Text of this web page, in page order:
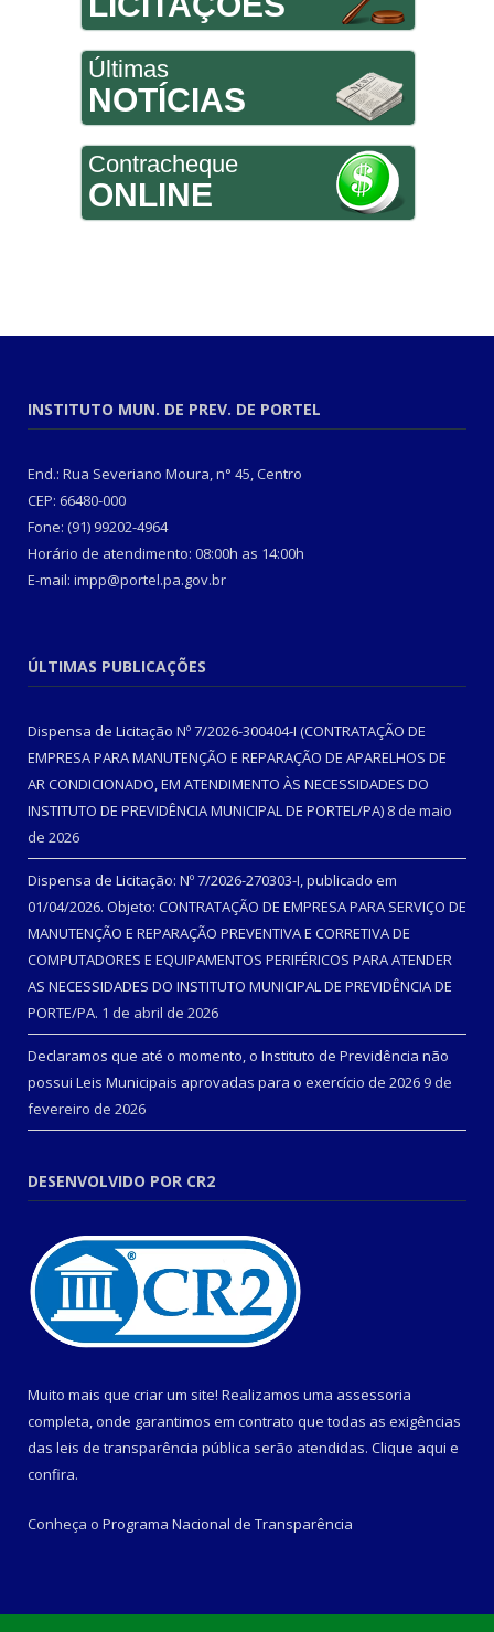
Últimas
NOTÍCIAS
Contracheque
ONLINE
INSTITUTO MUN. DE PREV. DE PORTEL
End.: Rua Severiano Moura, n° 45, Centro
CEP: 66480-000
Fone: (91) 99202-4964
Horário de atendimento: 08:00h as 14:00h
E-mail: impp@portel.pa.gov.br
ÚLTIMAS PUBLICAÇÕES
Dispensa de Licitação Nº 7/2026-300404-I (CONTRATAÇÃO DE
EMPRESA PARA MANUTENÇÃO E REPARAÇÃO DE APARELHOS DE
AR CONDICIONADO, EM ATENDIMENTO ÀS NECESSIDADES DO
INSTITUTO DE PREVIDÊNCIA MUNICIPAL DE PORTEL/PA) 8 de maio
de 2026
Dispensa de Licitação: Nº 7/2026-270303-I, publicado em
01/04/2026. Objeto: CONTRATAÇÃO DE EMPRESA PARA SERVIÇO DE
MANUTENÇÃO E REPARAÇÃO PREVENTIVA E CORRETIVA DE
COMPUTADORES E EQUIPAMENTOS PERIFÉRICOS PARA ATENDER
AS NECESSIDADES DO INSTITUTO MUNICIPAL DE PREVIDÊNCIA DE
PORTE/PA. 1 de abril de 2026
Declaramos que até o momento, o Instituto de Previdência não
possui Leis Municipais aprovadas para o exercício de 2026 9 de
fevereiro de 2026
DESENVOLVIDO POR CR2
Muito mais que criar um site! Realizamos uma assessoria
completa, onde garantimos em contrato que todas as exigências
das leis de transparência pública serão atendidas. Clique aqui e
confira.
Conheça o Programa Nacional de Transparência